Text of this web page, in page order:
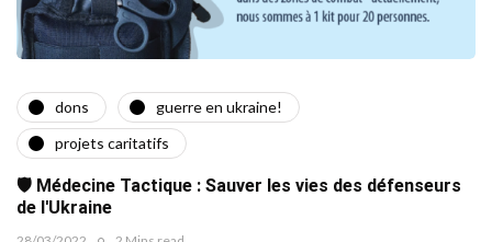
dons
guerre en ukraine!
projets caritatifs
🛡️ Médecine Tactique : Sauver les vies des défenseurs
de l'Ukraine